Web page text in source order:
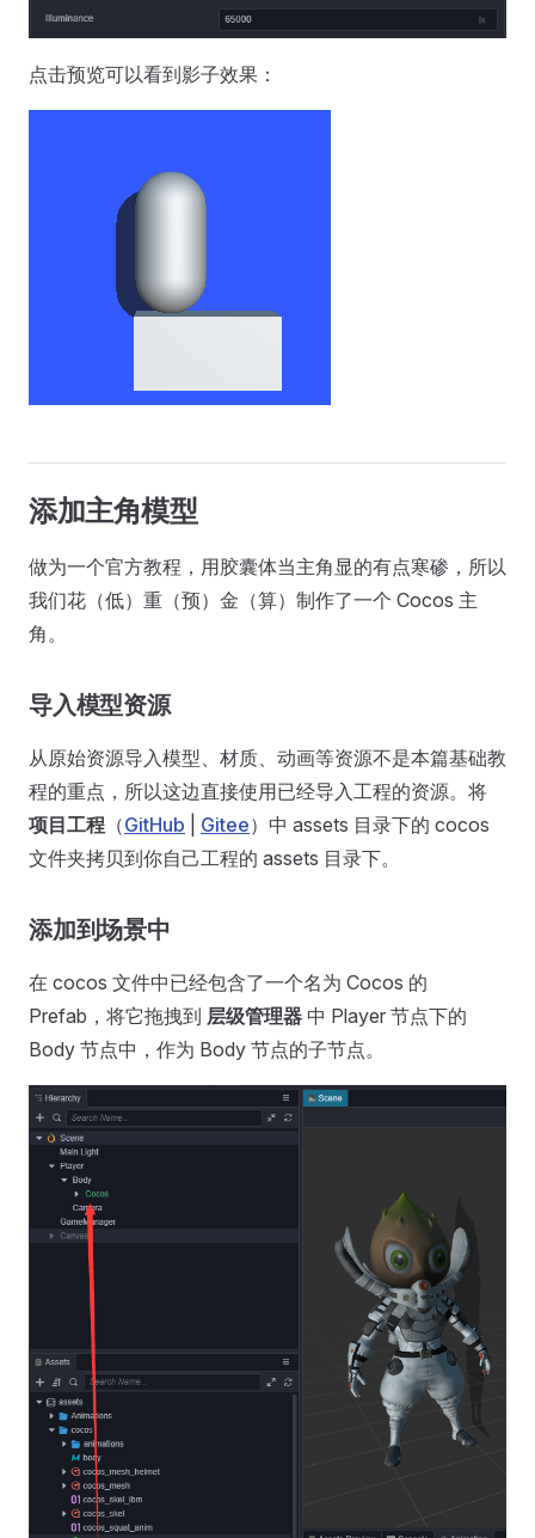
点击预览可以看到影子效果：
添加主角模型
做为一个官方教程，用胶囊体当主角显的有点寒碜，所以
我们花（低）重（预）金（算）制作了一个 Cocos 主
角。
导入模型资源
从原始资源导入模型、材质、动画等资源不是本篇基础教
程的重点，所以这边直接使用已经导入工程的资源。将
项目工程 （GitHub Gitee）中 assets 目录下的 cocos
文件夹拷贝到你自己工程的 assets 目录下。
添加到场景中
在 cocos 文件中已经包含了一个名为 Cocos 的
Prefab，将它拖拽到 层级管理器 中 Player 节点下的
Body 节点中，作为 Body 节点的子节点。